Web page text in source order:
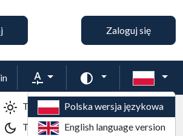
Zaloguj się
Rozmiar tekstu
Powiększenie tekstu
Domyślny rozmiar tekstu
Zmień schemat
Tryb jasny
Tryb ciemny
Polska wersja językowa
English language version
wyróżniania rozpraw doktorskich w